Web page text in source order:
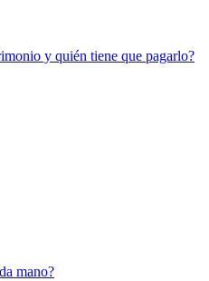
y quién tiene que pagarlo?
mano?